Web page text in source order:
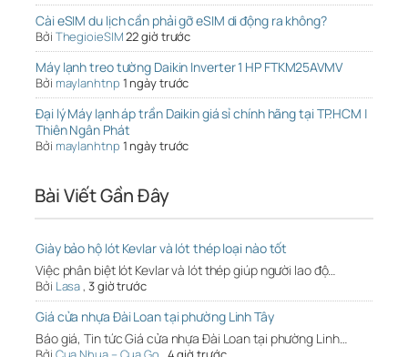
Cài eSIM du lịch cần phải gỡ eSIM di động ra không?
Bởi ThegioieSIM22 giờ trước
Máy lạnh treo tường Daikin Inverter 1 HP FTKM25AVMV
Bởi maylanhtnp 1 ngày trước
Đại lý Máy lạnh áp trần Daikin giá sỉ chính hãng tại TP.HCM |
Thiên Ngân Phát
Bởi maylanhtnp 1 ngày trước
Bài Viết Gần Đây
Giày bảo hộ lót Kevlar và lót thép loại nào tốt
Việc phân biệt lót Kevlar và lót thép giúp người lao độ…
Bởi Lasa, 3 giờ trước
Giá cửa nhựa Đài Loan tại phường Linh Tây
Báo giá, Tin tức Giá cửa nhựa Đài Loan tại phường Linh…